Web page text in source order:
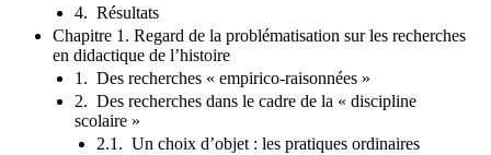
4. Résultats
Chapitre 1. Regard de la problématisation sur les recherches
en didactique de l’histoire
1. Des recherches « empirico-raisonnées »
2. Des recherches dans le cadre de la « discipline
scolaire »
2.1. Un choix d’objet : les pratiques ordinaires